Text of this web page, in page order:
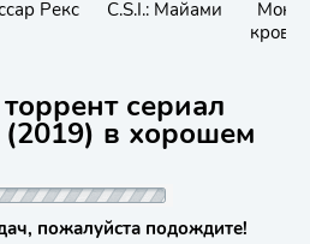
Рекс C.S.I.: Майами
Мона
сериал
в хорошем
пожалуйста подождите!